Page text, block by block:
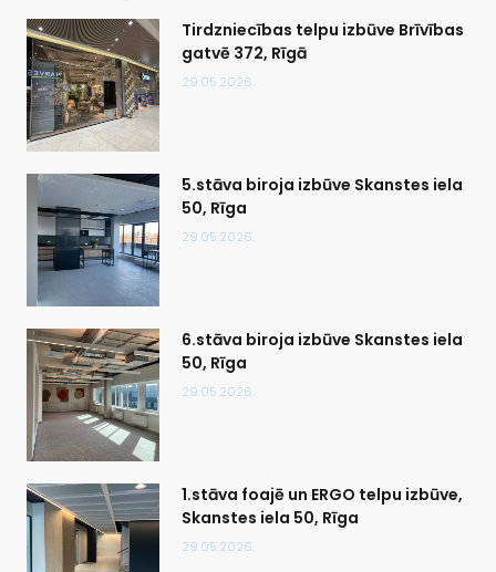
Tirdzniecības telpu izbūve Brīvības
gatvē 372, Rīgā
29.05.2026.
5.stāva biroja izbūve Skanstes iela
50, Rīga
29.05.2026.
6.stāva biroja izbūve Skanstes iela
50, Rīga
29.05.2026.
1.stāva foajē un ERGO telpu izbūve,
Skanstes iela 50, Rīga
29.05.2026.